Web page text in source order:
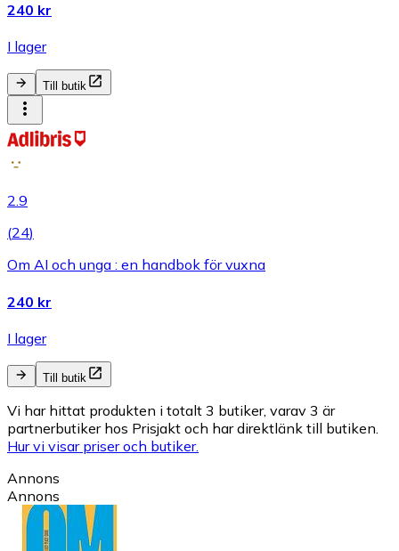
240 kr
I lager
Till butik
2.9
(24)
Om AI och unga : en handbok för vuxna
240 kr
I lager
Till butik
Vi har hittat produkten i totalt 3 butiker, varav 3 är
partnerbutiker hos Prisjakt och har direktlänk till butiken.
Hur vi visar priser och butiker.
Annons
Annons